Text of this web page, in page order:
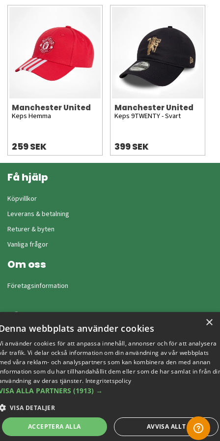
Manchester United
Keps Hemma
259 SEK
Manchester United
Keps 9TWENTY - Svart
399 SEK
Få hjälp
Köpvillkor
Leverans & betalning
Returer & byten
Vanliga frågor
Om oss
Företagsinformation
Copyright © 2019 This site is Licensed to 377 Sport AB
×
webbplats använder cookies
använder cookies för att anpassa innehåll, annonser och för att analysera
trafik. Vi delar också information om din användning av vår webbplats
våra reklam- och analyspartners som kan kombinera den med annan
som du har tillhandahållit dem eller som de har samlat in från
av deras tjänster. Integritetspolicy
ALLA PARTNERS (1913) →
VISA DETALJER
ACCEPTERA ALLA AVVISA ALLT